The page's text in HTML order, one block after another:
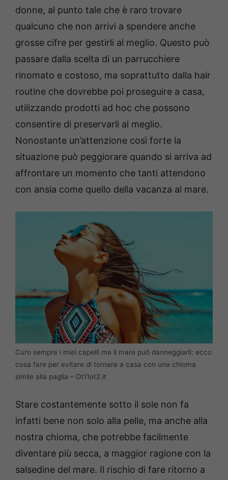
donne, al punto tale che è raro trovare
qualcuno che non arrivi a spendere anche
grosse cifre per gestirli al meglio. Questo può
passare dalla scelta di un parrucchiere
rinomato e costoso, ma soprattutto dalla hair
routine che dovrebbe poi proseguire a casa,
utilizzando prodotti ad hoc che possono
consentire di preservarli al meglio.
Nonostante un’attenzione così forte la
situazione può peggiorare quando si arriva ad
affrontare un momento che tanti attendono
con ansia come quello della vacanza al mare.
Curo sempre i miei capelli ma il mare può danneggiarli: ecco
cosa fare per evitare di tornare a casa con una chioma
simile alla paglia – Ot11ot2.it
Stare costantemente sotto il sole non fa
infatti bene non solo alla pelle, ma anche alla
nostra chioma, che potrebbe facilmente
diventare più secca, a maggior ragione con la
salsedine del mare. Il rischio di fare ritorno a